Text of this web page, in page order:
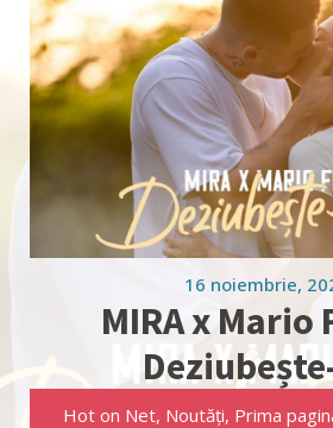
16 noiembrie,
MIRA x Mario
Hot on Net, Noutăți, Prima